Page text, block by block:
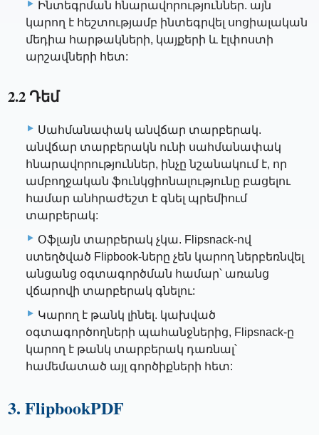
Ինտեգրման հնարավորություններ. այն
կարող է հեշտությամբ ինտեգրվել սոցիալական
մեդիա հարթակների, կայքերի և էլփոստի
արշավների հետ:
2.2 Դեմ
Սահմանափակ անվճար տարբերակ.
անվճար տարբերակն ունի սահմանափակ
հնարավորություններ, ինչը նշանակում է, որ
ամբողջական ֆունկցիոնալությունը բացելու
համար անհրաժեշտ է գնել պրեմիում
տարբերակ:
Օֆլայն տարբերակ չկա. Flipsnack-ով
ստեղծված Flipbook-ները չեն կարող ներբեռնվել
անցանց օգտագործման համար՝ առանց
վճարովի տարբերակ գնելու:
Կարող է թանկ լինել. կախված
օգտագործողների պահանջներից, Flipsnack-ը
կարող է թանկ տարբերակ դառնալ՝
համեմատած այլ գործիքների հետ:
3. FlipbookPDF